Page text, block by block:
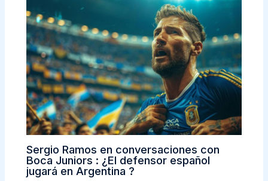
Sergio Ramos en conversaciones con
Boca Juniors : ¿El defensor español
jugará en Argentina ?